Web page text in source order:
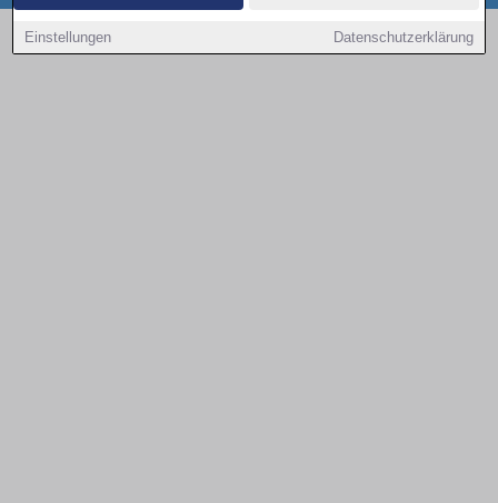
Einstellungen Datenschutzerklärung
Copyright © 2000 - 2026 | 1A Infosysteme GmbH | Content by: 1a-sites-autos